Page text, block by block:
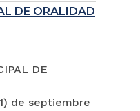
DE ORALIDAD
DE
de septiembre